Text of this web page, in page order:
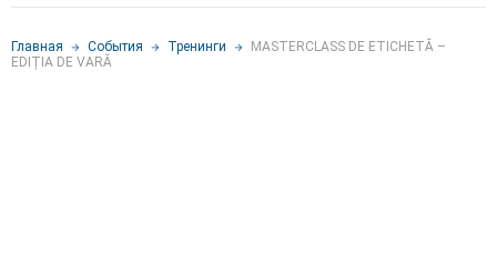
Главная События Тренинги
MASTERCLASS DE ETICHETĂ –
EDIȚIA DE VARĂ